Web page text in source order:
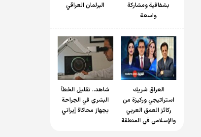
بشفافية ومشاركة
واسعة
البرلمان العراقي
العراق شريك
استراتيجي وركيزة من
ركائز العمق العربي
والإسلامي في المنطقة
شاهد.. تقليل الخطأ
البشري في الجراحة
بجهاز محاكاة إيراني